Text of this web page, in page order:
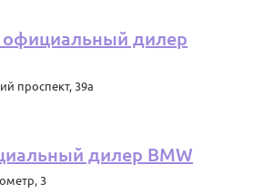
официальный дилер
проспект, 39а
дилер BMW
3